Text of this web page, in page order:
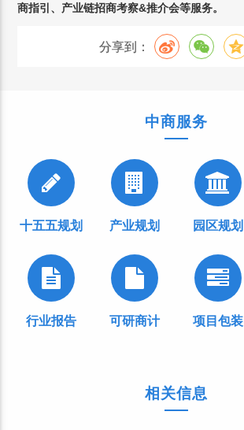
商指引、产业链招商考察&推介会等服务。
分享到：
中商服务
十五五规划 产业规划 园区规划
行业报告 可研商计 项目包装
相关信息